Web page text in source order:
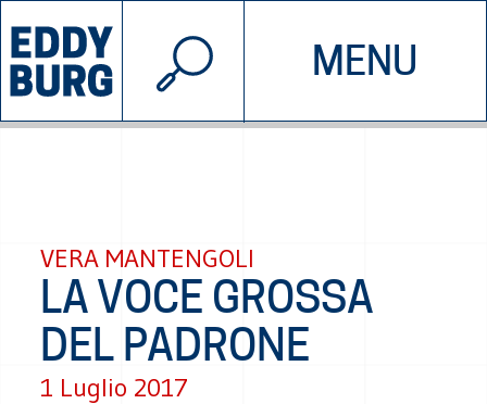
MENU
INIZIATIVE CHI SIAMO
© 2026 EDDYBURG
VERA MANTENGOLI
LA VOCE GROSSA
DEL PADRONE
1 Luglio 2017